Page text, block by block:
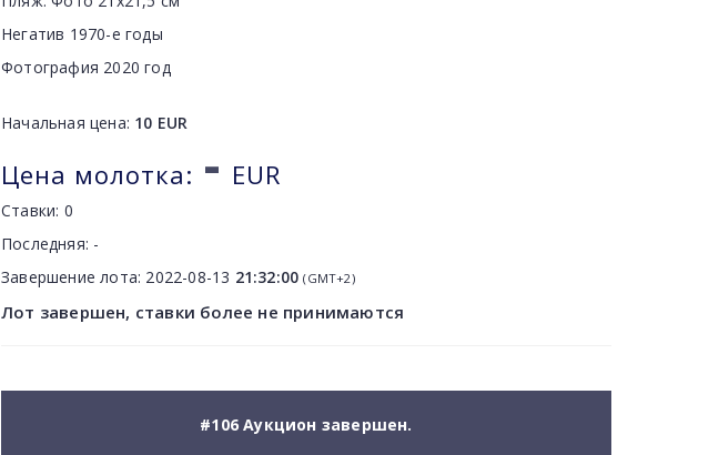
Негатив 1970-е годы
Фотография 2020 год
Начальная цена: 10 EUR
Цена молотка: - EUR
Ставки: 0
Последняя: -
Завершение лота: 2022-08-13 21:32:00 (GMT+2)
Лот завершен, ставки более не принимаются
#106 Аукцион завершен.